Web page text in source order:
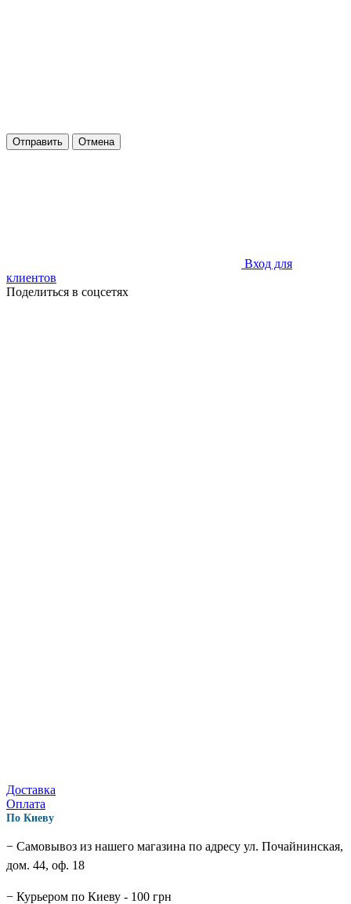
Отправить Отмена
Вход для
клиентов
Поделиться в соцсетях
Доставка
Оплата
По Киеву
− Самовывоз из нашего магазина по адресу ул. Почайнинская,
дом. 44, оф. 18
− Курьером по Киеву - 100 грн